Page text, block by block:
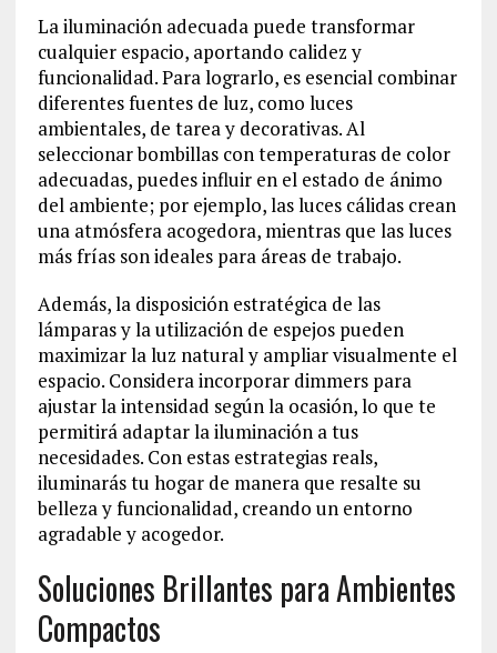
La iluminación adecuada puede transformar
cualquier espacio, aportando calidez y
funcionalidad. Para lograrlo, es esencial combinar
diferentes fuentes de luz, como luces
ambientales, de tarea y decorativas. Al
seleccionar bombillas con temperaturas de color
adecuadas, puedes influir en el estado de ánimo
del ambiente; por ejemplo, las luces cálidas crean
una atmósfera acogedora, mientras que las luces
más frías son ideales para áreas de trabajo.
Además, la disposición estratégica de las
lámparas y la utilización de espejos pueden
maximizar la luz natural y ampliar visualmente el
espacio. Considera incorporar dimmers para
ajustar la intensidad según la ocasión, lo que te
permitirá adaptar la iluminación a tus
necesidades. Con estas estrategias reals,
iluminarás tu hogar de manera que resalte su
belleza y funcionalidad, creando un entorno
agradable y acogedor.
Soluciones Brillantes para Ambientes
Compactos